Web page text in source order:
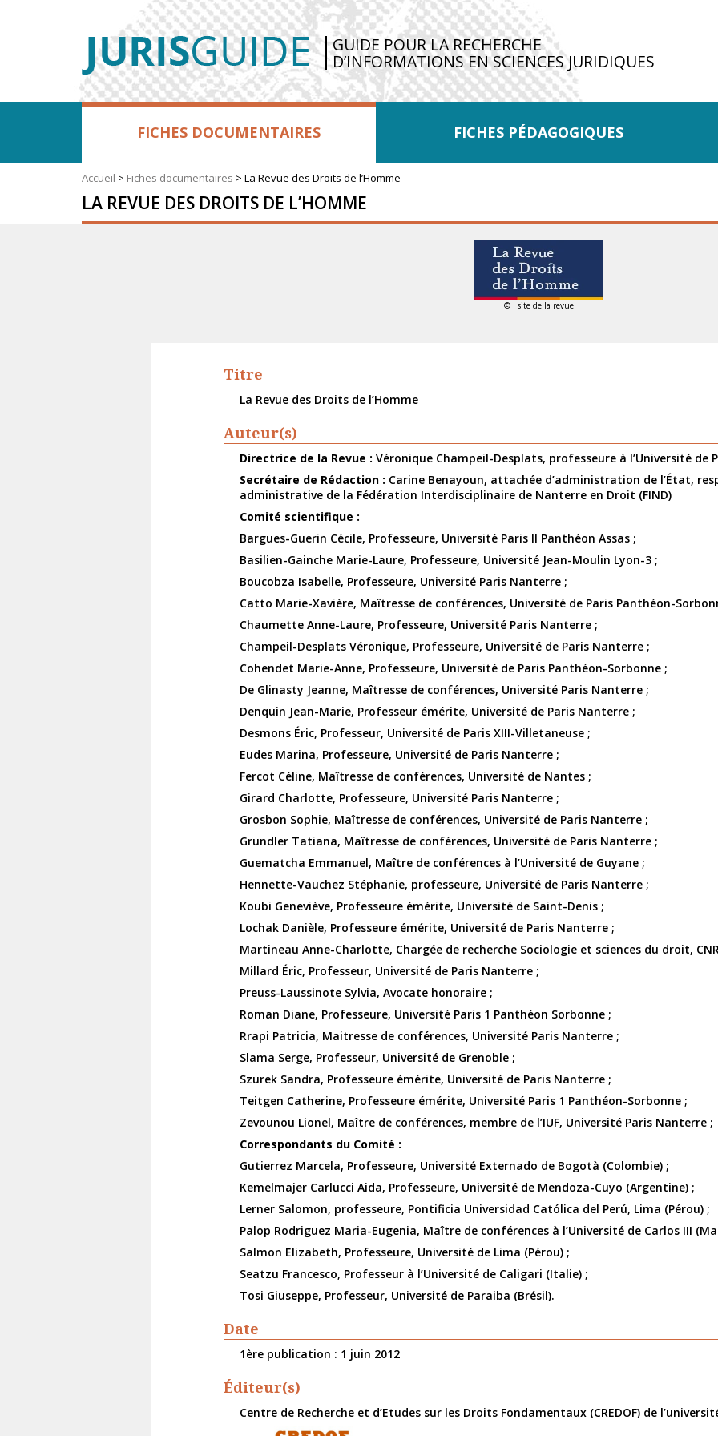
GUIDE POUR LA RECHERCHE
D’INFORMATIONS EN SCIENCES JURIDIQUES
FICHES DOCUMENTAIRES FICHES PÉDAGOGIQUES
Accueil > Fiches documentaires > La Revue des Droits de l’Homme
LA REVUE DES DROITS DE L’HOMME
© : site de la revue
Titre
La Revue des Droits de l’Homme
Auteur(s)
Directrice de la Revue : Véronique Champeil-Desplats, professeure à l’Université de
Secrétaire de Rédaction : Carine Benayoun, attachée d’administration de l’État,
administrative de la Fédération Interdisciplinaire de Nanterre en Droit (FIND)
Comité scientifique :
Bargues-Guerin Cécile, Professeure, Université Paris II Panthéon Assas ;
Basilien-Gainche Marie-Laure, Professeure, Université Jean-Moulin Lyon-3 ;
Boucobza Isabelle, Professeure, Université Paris Nanterre ;
Catto Marie-Xavière, Maîtresse de conférences, Université de Paris Panthéon-
Chaumette Anne-Laure, Professeure, Université Paris Nanterre ;
Champeil-Desplats Véronique, Professeure, Université de Paris Nanterre ;
Cohendet Marie-Anne, Professeure, Université de Paris Panthéon-Sorbonne ;
De Glinasty Jeanne, Maîtresse de conférences, Université Paris Nanterre ;
Denquin Jean-Marie, Professeur émérite, Université de Paris Nanterre ;
Desmons Éric, Professeur, Université de Paris XIII-Villetaneuse ;
Eudes Marina, Professeure, Université de Paris Nanterre ;
Fercot Céline, Maîtresse de conférences, Université de Nantes ;
Girard Charlotte, Professeure, Université Paris Nanterre ;
Grosbon Sophie, Maîtresse de conférences, Université de Paris Nanterre ;
Grundler Tatiana, Maîtresse de conférences, Université de Paris Nanterre ;
Guematcha Emmanuel, Maître de conférences à l’Université de Guyane ;
Hennette-Vauchez Stéphanie, professeure, Université de Paris Nanterre ;
Koubi Geneviève, Professeure émérite, Université de Saint-Denis ;
Lochak Danièle, Professeure émérite, Université de Paris Nanterre ;
Martineau Anne-Charlotte, Chargée de recherche Sociologie et sciences du droit,
Millard Éric, Professeur, Université de Paris Nanterre ;
Preuss-Laussinote Sylvia, Avocate honoraire ;
Roman Diane, Professeure, Université Paris 1 Panthéon Sorbonne ;
Rrapi Patricia, Maitresse de conférences, Université Paris Nanterre ;
Slama Serge, Professeur, Université de Grenoble ;
Szurek Sandra, Professeure émérite, Université de Paris Nanterre ;
Teitgen Catherine, Professeure émérite, Université Paris 1 Panthéon-Sorbonne ;
Zevounou Lionel, Maître de conférences, membre de l’IUF, Université Paris Nanterre ;
Correspondants du Comité :
Gutierrez Marcela, Professeure, Université Externado de Bogotà (Colombie) ;
Kemelmajer Carlucci Aida, Professeure, Université de Mendoza-Cuyo (Argentine) ;
Lerner Salomon, professeure, Pontificia Universidad Católica del Perú, Lima (Pérou) ;
Palop Rodriguez Maria-Eugenia, Maître de conférences à l’Université de Carlos III
Salmon Elizabeth, Professeure, Université de Lima (Pérou) ;
Seatzu Francesco, Professeur à l’Université de Caligari (Italie) ;
Tosi Giuseppe, Professeur, Université de Paraiba (Brésil).
Date
1ère publication : 1 juin 2012
Éditeur(s)
Centre de Recherche et d’Etudes sur les Droits Fondamentaux (CREDOF) de